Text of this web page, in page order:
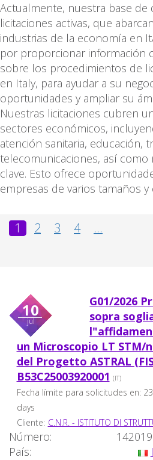
Actualmente, nuestra base de
licitaciones activas, que
industrias de la economía en
por proporcionar información
sobre los procedimientos de
en Italy, para ayudar a su
oportunidades y ampliar su
Nuestras licitaciones cubren
sectores económicos,
atención sanitaria, educación,
telecomunicaciones, así
clave. Esto ofrece
empresas de varios tamaños y
1 2 3 4 ...
10
jul
G01/2026
sopra
un Microscopio LT STM/
del Progetto ASTRAL
B53C25003920001 (IT)
Fecha límite para solicitudes en: 23
days
Cliente: C.N.R. - ISTITUTO DI
Número:
País: